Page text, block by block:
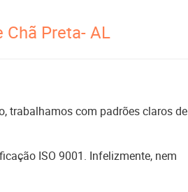
Preta- AL
trabalhamos com padrões claros de
ISO 9001. Infelizmente, nem